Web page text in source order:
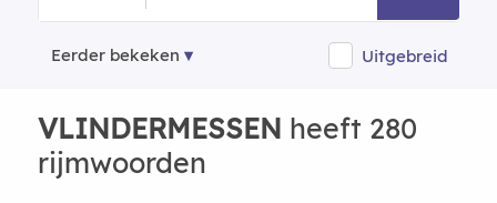
Eerder bekeken Uitgebreid
VLINDERMESSEN heeft 280
rijmwoorden